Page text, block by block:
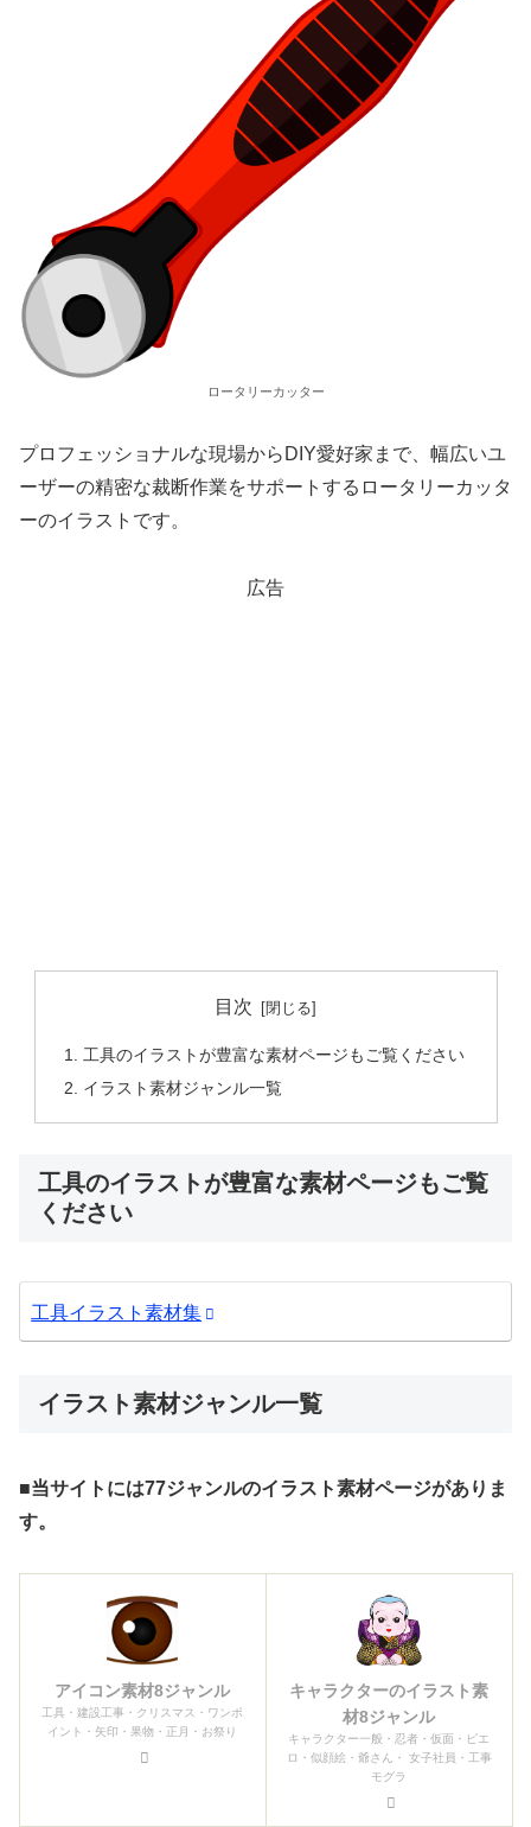
ロータリーカッター
プロフェッショナルな現場からDIY愛好家まで、幅広いユ
ーザーの精密な裁断作業をサポートするロータリーカッタ
ーのイラストです。
広告
目次
工具のイラストが豊富な素材ページもご覧ください
イラスト素材ジャンル一覧
工具のイラストが豊富な素材ページもご覧
ください
工具イラスト素材集
イラスト素材ジャンル一覧
■当サイトには77ジャンルのイラスト素材ページがありま
す。
アイコン素材8ジャンル
工具・建設工事・クリスマス・ワンポ
イント・矢印・果物・正月・お祭り
キャラクターのイラスト素
材8ジャンル
キャラクター一般・忍者・仮面・ピエ
ロ・似顔絵・爺さん・ 女子社員・工事
モグラ